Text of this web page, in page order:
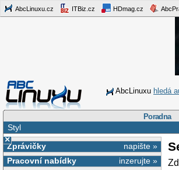
AbcLinuxu.cz ITBiz.cz HDmag.cz
AbcLinuxu hledá
Poradna
Styl
×
napište »
Zprávičky
inzerujte »
Pracovní nabídky